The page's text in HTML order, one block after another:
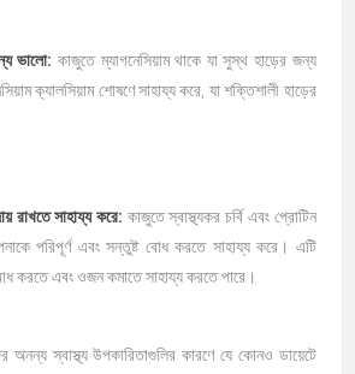
ভালো: কাজুতে ম্যাগনেসিয়াম থাকে যা সুস্থ হাড়ের জন্য
ক্যালসিয়াম শোষণে সাহায্য করে, যা শক্তিশালী হাড়ের
রাখতে সাহায্য করে: কাজুতে স্বাস্থ্যকর চর্বি এবং প্রোটিন
পরিপূর্ণ এবং সন্তুষ্ট বোধ করতে সাহায্য করে। এটি
করতে এবং ওজন কমাতে সাহায্য করতে পারে।
অনন্য স্বাস্থ্য উপকারিতাগুলির কারণে যে কোনও ডায়েটে